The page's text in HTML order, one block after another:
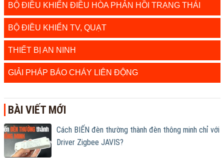
BỘ ĐIỀU KHIỂN ĐIỀU HÒA PHẢN HỒI TRẠNG THÁI
BỘ ĐIỀU KHIỂN TV, QUẠT
THIẾT BỊ AN NINH
GIẢI PHÁP BÁO CHÁY LIÊN ĐỘNG
BÀI VIẾT MỚI
Cách BIẾN đèn thường thành đèn thông minh chỉ với
Driver Zigbee JAVIS?